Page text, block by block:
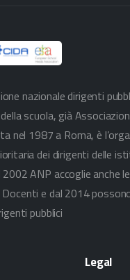
nazionale dirigenti
scuola, già
nel 1987 a Roma, è
dei dirigenti delle
ANP accoglie anche
e dal 2014
pubblici
Legal